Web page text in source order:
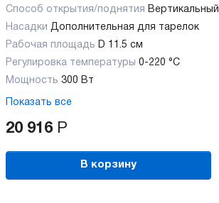
Способ открытия/поднятия Вертикальный
Насадки Дополнительная для тарелок
Рабочая площадь D 11.5 см
Регулировка температуры 0-220 °С
Мощность 300 Вт
Показать все
20 916 Р
В корзину